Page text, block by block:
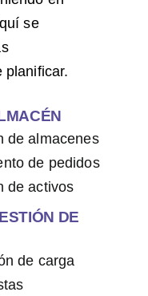
se
planificar.
de almacenes
de pedidos
de activos
DE
de carga